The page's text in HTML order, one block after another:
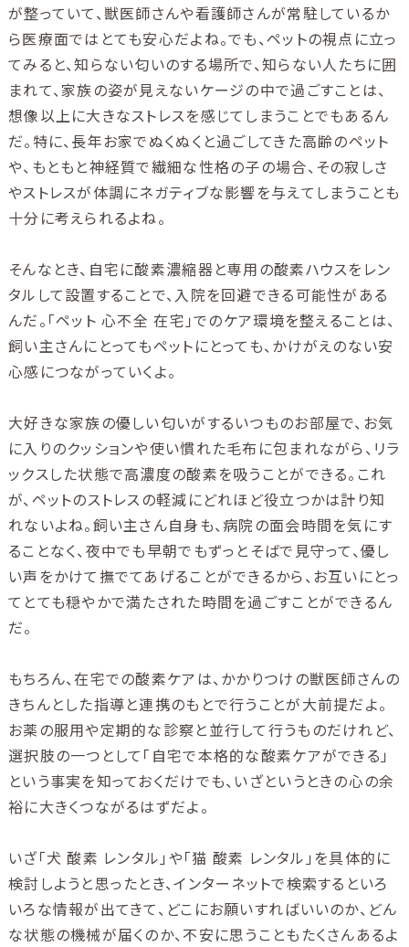
が整っていて、獣医師さんや看護師さんが常駐しているか
ら医療面ではとても安心だよね。でも、ペットの視点に立っ
てみると、知らない匂いのする場所で、知らない人たちに囲
まれて、家族の姿が見えないケージの中で過ごすことは、
想像以上に大きなストレスを感じてしまうことでもあるん
だ。特に、長年お家でぬくぬくと過ごしてきた高齢のペット
や、もともと神経質で繊細な性格の子の場合、その寂しさ
やストレスが体調にネガティブな影響を与えてしまうことも
十分に考えられるよね。
そんなとき、自宅に酸素濃縮器と専用の酸素ハウスをレン
タルして設置することで、入院を回避できる可能性がある
んだ。「ペット 心不全 在宅」でのケア環境を整えることは、
飼い主さんにとってもペットにとっても、かけがえのない安
心感につながっていくよ。
大好きな家族の優しい匂いがするいつものお部屋で、お気
に入りのクッションや使い慣れた毛布に包まれながら、リラ
ックスした状態で高濃度の酸素を吸うことができる。これ
が、ペットのストレスの軽減にどれほど役立つかは計り知
れないよね。飼い主さん自身も、病院の面会時間を気にす
ることなく、夜中でも早朝でもずっとそばで見守って、優し
い声をかけて撫でてあげることができるから、お互いにとっ
てとても穏やかで満たされた時間を過ごすことができるん
だ。
もちろん、在宅での酸素ケアは、かかりつけの獣医師さんの
きちんとした指導と連携のもとで行うことが大前提だよ。
お薬の服用や定期的な診察と並行して行うものだけれど、
選択肢の一つとして「自宅で本格的な酸素ケアができる」
という事実を知っておくだけでも、いざというときの心の余
裕に大きくつながるはずだよ。
いざ「犬 酸素 レンタル」や「猫 酸素 レンタル」を具体的に
検討しようと思ったとき、インターネットで検索するといろ
いろな情報が出てきて、どこにお願いすればいいのか、どん
な状態の機械が届くのか、不安に思うこともたくさんあるよ